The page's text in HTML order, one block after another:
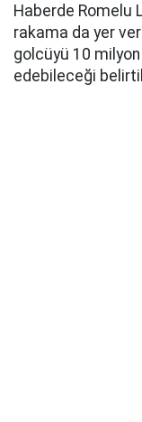
Haberde Romelu
rakama da yer
golcüyü 10
edebileceği